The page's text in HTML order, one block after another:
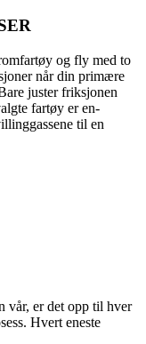
og fly med to
når din primære
juster friksjonen
fartøy er en-
til en
vår, er det opp til hver
Hvert eneste